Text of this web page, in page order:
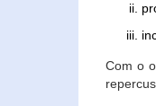
Com o